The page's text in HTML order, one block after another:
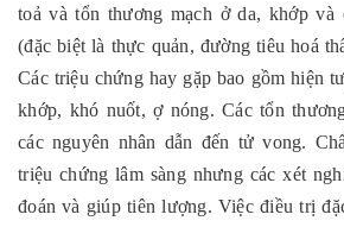
toả và tổn thương mạch ở da, khớp và
(đặc biệt là thực quản, đường tiêu hoá
Các triệu chứng hay gặp bao gồm hiện
khớp, khó nuốt, ợ nóng. Các tổn
các nguyên nhân dẫn đến tử vong.
triệu chứng lâm sàng nhưng các xét
đoán và giúp tiên lượng. Việc điều trị